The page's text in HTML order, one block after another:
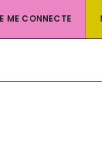
ME CONNECTE